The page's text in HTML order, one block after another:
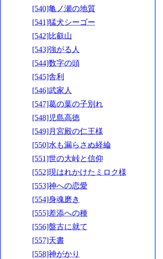
[540]亀ノ瀬の地質
[541]猛犬シーゴー
[542]比叡山
[543]強がる人
[544]数字の頭
[545]舎利
[546]武家人
[547]葛の葉の子別れ
[548]児島高徳
[549]月宮殿の仁王様
[550]水も漏らさぬ経綸
[551]世の大峠と信仰
[552]現はれかけたミロク様
[553]神への恋愛
[554]身魂磨き
[555]差添への種
[556]盤古に就て
[557]天書
[558]神がかり